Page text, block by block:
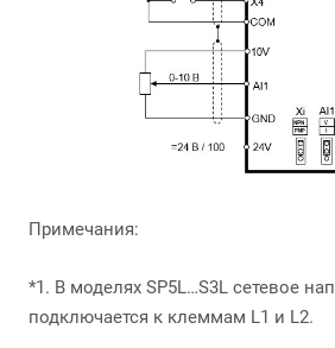
Примечания:
*1. В моделях SP5L…S3L сетевое
подключается к клеммам L1 и L2.